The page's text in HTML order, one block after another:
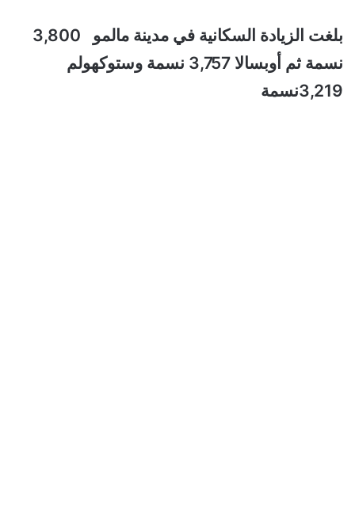
بلغت الزيادة السكانية في مدينة مالمو 3,800
نسمة ثم أوبسالا 3,757 نسمة وستوكهولم
3,219نسمة